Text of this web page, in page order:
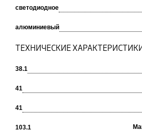
светодиодное
алюминиевый
ТЕХНИЧЕСКИЕ
38.1
41
41
103.1